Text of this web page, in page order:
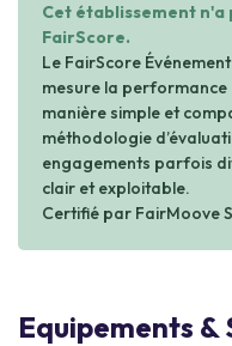
Cet établissement n'a
FairScore.
Le FairScore
mesure la performance
manière simple et
méthodologie
engagements parfois
clair et exploitable.
Certifié par FairMoove
Equipements &